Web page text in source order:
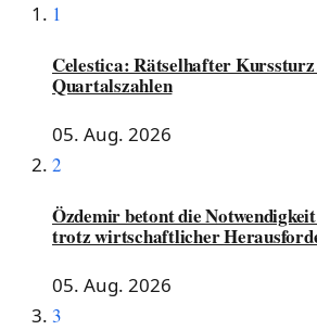
1
Celestica: Rätselhafter
Quartalszahlen
05. Aug. 2026
2
Özdemir betont die
trotz wirtschaftlicher
05. Aug. 2026
3